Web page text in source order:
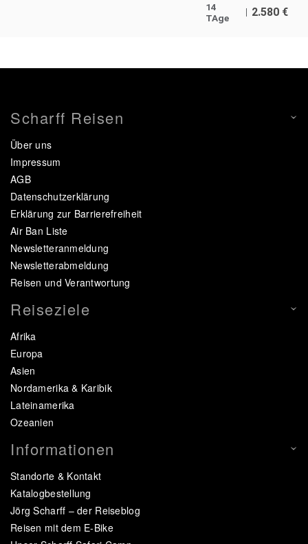
14
TAge
2.580 €
Scharff Reisen
Über uns
Impressum
AGB
Datenschutzerklärung
Erklärung zur Barrierefreiheit
Air Ban Liste
Newsletteranmeldung
Newsletterabmeldung
Reisen und Verantwortung
Reiseziele
Afrika
Europa
Asien
Nordamerika & Karibik
Lateinamerika
Ozeanien
Informationen
Standorte & Kontakt
Katalogbestellung
Jörg Scharff – der Reiseblog
Reisen mit dem E-Bike